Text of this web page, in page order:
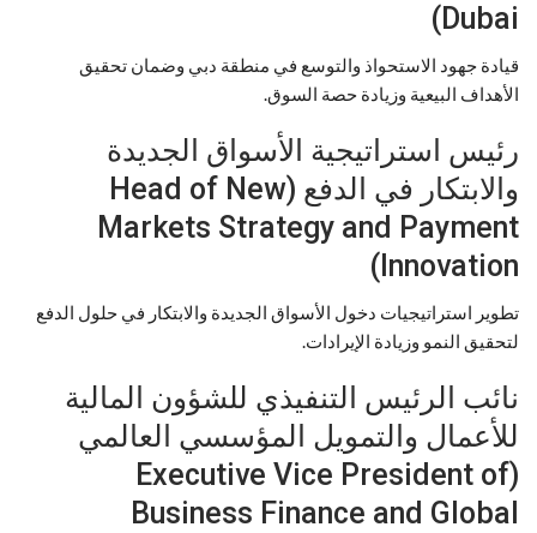
Dubai)
قيادة جهود الاستحواذ والتوسع في منطقة دبي وضمان تحقيق
الأهداف البيعية وزيادة حصة السوق.
رئيس استراتيجية الأسواق الجديدة
والابتكار في الدفع (Head of New
Markets Strategy and Payment
Innovation)
تطوير استراتيجيات دخول الأسواق الجديدة والابتكار في حلول الدفع
لتحقيق النمو وزيادة الإيرادات.
نائب الرئيس التنفيذي للشؤون المالية
للأعمال والتمويل المؤسسي العالمي
(Executive Vice President of
Business Finance and Global